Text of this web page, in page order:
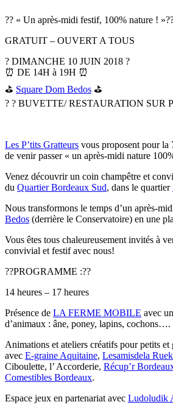
?? « Un après-midi festif, 100% nature !
GRATUIT – OUVERT A TOUS
? DIMANCHE 10 JUIN 2018 ?
⏰ DE 14H à 19H ⏰
⛳ Square Dom Bedos ⛳
? ? BUVETTE/ RESTAURATION SUR
Les P’tits Gratteurs vous proposent pour la
de venir passer « un après-midi nature
Venez découvrir un coin champêtre et
du Quartier Bordeaux Sud, dans le quartier
Nous transformons le temps d’un après-
Bedos (derrière le Conservatoire) en une
Vous êtes tous chaleureusement invités à
convivial et festif avec nous!
??PROGRAMME :??
14 heures – 17 heures
Présence de LA FERME MOBILE avec
d’animaux : âne, poney, lapins, cochons….
Animations et ateliers créatifs pour petits et
avec E-graine Aquitaine, Lesamisdela
Ciboulette, l’ Accorderie, Récup’r
Comestibles Bordeaux.
Espace jeux en partenariat avec Ludoludik